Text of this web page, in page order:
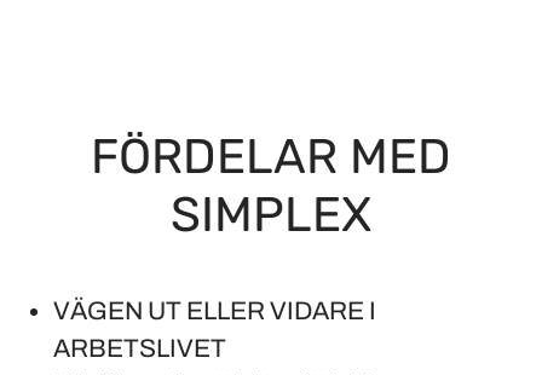
FÖRDELAR MED
SIMPLEX
VÄGEN UT ELLER VIDARE I
ARBETSLIVET